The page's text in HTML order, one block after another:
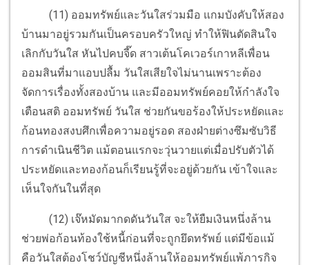
(11) ออมทรัพย์และวันใสร่วมมือ แกมบังคับให้สอง
บ้านมาอยู่รวมกันเป็นครอบครัวใหญ่ ทำให้ฟินตัดสินใจ
เลิกกับวันใส หันไปคบจี๊ด สาวเต้นโคเวอร์เกาหลีเพื่อน
ออมสินที่มาแอบปลื้ม วันใสเสียใจไม่นานเพราะต้อง
จัดการเรื่องทั้งสองบ้าน และมีออมทรัพย์คอยให้กำลังใจ
เตือนสติ ออมทรัพย์ วันใส ช่วยกันขอร้องให้ประหยัดและ
ก้อนทองสงบศึกเพื่อความอยู่รอด สองฝ่ายต่างซึมซับวิธี
การดำเนินชีวิต แม้ตอนแรกจะวุ่นวายแต่เมื่อปรับตัวได้
ประหยัดและทองก้อนก็เรียนรู้ที่จะอยู่ด้วยกัน เข้าใจและ
เห็นใจกันในที่สุด
(12) เจ๊หมัดมากดดันวันใส จะให้ยืมเงินหนึ่งล้าน
ช่วยพ่อก้อนท้องใช้หนี้ก่อนที่จะถูกยึดทรัพย์ แต่มีข้อแม้
คือวันใสต้องโชว์บัญชีหนึ่งล้านให้ออมทรัพย์แพ้ภารกิจ